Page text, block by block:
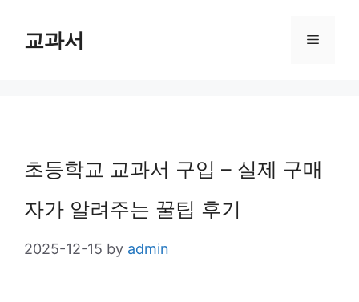
교과서 Menu
초등학교 교과서 구입 – 실제 구매
자가 알려주는 꿀팁 후기
2025-12-15 by admin